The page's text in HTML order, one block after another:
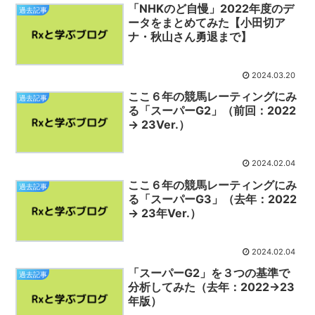
過去記事
「NHKのど自慢」2022年度のデ
ータをまとめてみた【小田切ア
ナ・秋山さん勇退まで】
2024.03.20
過去記事
ここ６年の競馬レーティングにみ
る「スーパーG2」（前回：2022
→ 23Ver.）
2024.02.04
過去記事
ここ６年の競馬レーティングにみ
る「スーパーG3」（去年：2022
→ 23年Ver.）
2024.02.04
過去記事
「スーパーG2」を３つの基準で
分析してみた（去年：2022→23
年版）